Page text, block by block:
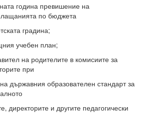
година превишение на
по бюджета
градина;
учебен план;
на родителите в комисиите за
при
държавния образователен стандарт за
директорите и другите педагогически